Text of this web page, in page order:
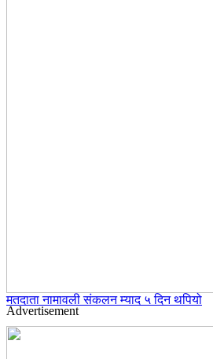
मतदाता नामावली संकलन म्याद ५ दिन थपियो
Advertisement